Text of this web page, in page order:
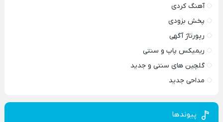
آهنگ کردی
پخش بزودی
رپورتاژ آگهی
ریمیکس پاپ و سنتی
گلچین های سنتی و جدید
مداحی جدید
پیوندها